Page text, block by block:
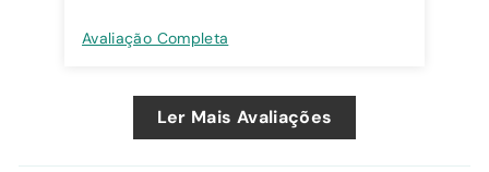
Avaliação Completa
Ler Mais Avaliações